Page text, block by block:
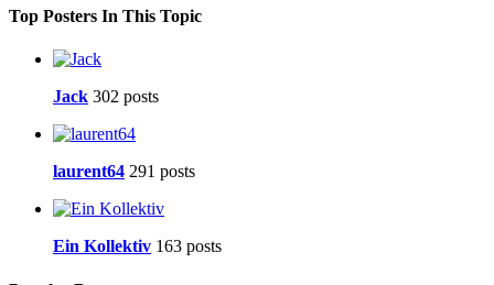
Top Posters In This Topic
Jack 302 posts
laurent64 291 posts
Ein Kollektiv 163 posts